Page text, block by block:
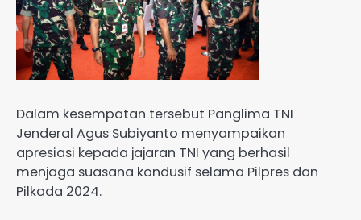
Dalam kesempatan tersebut Panglima TNI
Jenderal Agus Subiyanto menyampaikan
apresiasi kepada jajaran TNI yang berhasil
menjaga suasana kondusif selama Pilpres dan
Pilkada 2024.